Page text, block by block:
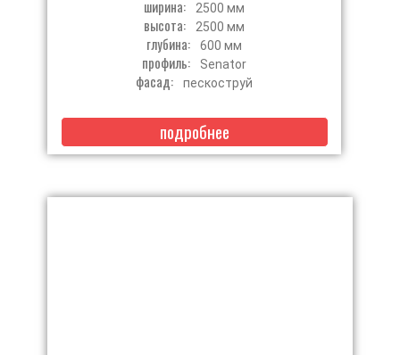
ширина: 2500 мм
высота: 2500 мм
глубина: 600 мм
профиль: Senator
фасад: пескоструй
подробнее